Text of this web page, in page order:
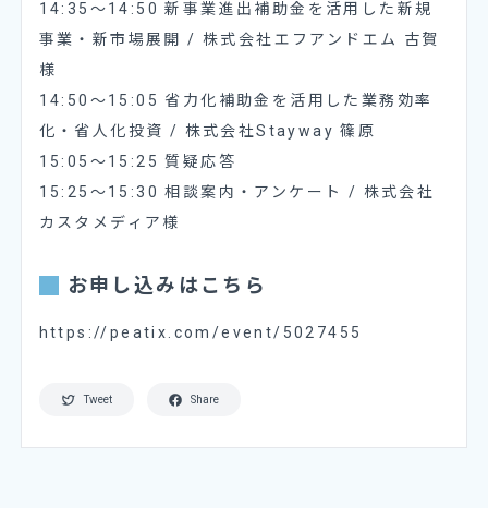
14:35〜14:50 新事業進出補助金を活用した新規
事業・新市場展開 / 株式会社エフアンドエム 古賀
様
14:50〜15:05 省力化補助金を活用した業務効率
化・省人化投資 / 株式会社Stayway 篠原
15:05〜15:25 質疑応答
15:25〜15:30 相談案内・アンケート / 株式会社
カスタメディア様
お申し込みはこちら
https://peatix.com/event/5027455
Tweet Share